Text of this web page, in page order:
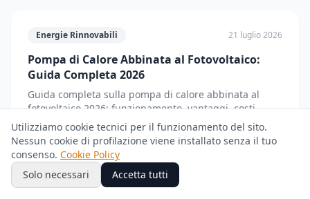
Energie Rinnovabili 21 luglio 2026
Pompa di Calore Abbinata al Fotovoltaico:
Guida Completa 2026
Guida completa sulla pompa di calore abbinata al
fotovoltaico 2026: funzionamento, vantaggi, costi,
incentivi, dimensionamento e consigli pratici per
risparmiare fino all'80% in energia.
fotovoltaico
Utilizziamo cookie tecnici per il funzionamento del sito.
Nessun cookie di profilazione viene installato senza il tuo
consenso. Cookie Policy
Solo necessari
Accetta tutti